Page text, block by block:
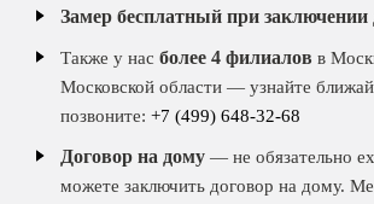
Замер бесплатный при заключении
Также у нас более 4 филиалов в
Московской области — узнайте
позвоните: +7 (499) 648-32-68
Договор на дому — не обязательно
можете заключить договор на дому.